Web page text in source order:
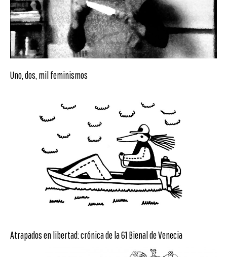
Uno, dos, mil feminismos
Atrapados en libertad: crónica de la 61 Bienal de Venecia